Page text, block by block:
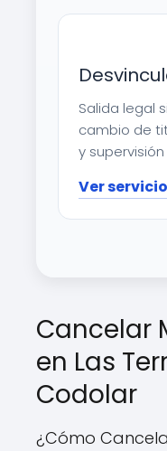
Salida legal
cambio de
y
Ver
Cancelar
en Las
Codolar
¿Cómo